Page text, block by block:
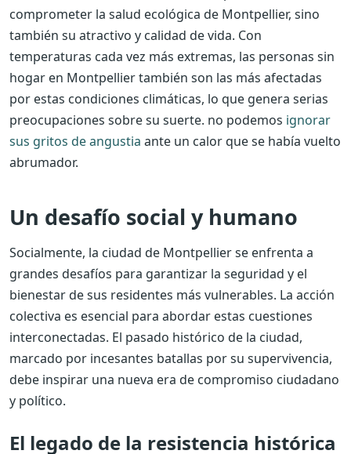
comprometer la salud ecológica de Montpellier, sino
también su atractivo y calidad de vida. Con
temperaturas cada vez más extremas, las personas sin
hogar en Montpellier también son las más afectadas
por estas condiciones climáticas, lo que genera serias
preocupaciones sobre su suerte. no podemos ignorar
sus gritos de angustia ante un calor que se había vuelto
abrumador.
Un desafío social y humano
Socialmente, la ciudad de Montpellier se enfrenta a
grandes desafíos para garantizar la seguridad y el
bienestar de sus residentes más vulnerables. La acción
colectiva es esencial para abordar estas cuestiones
interconectadas. El pasado histórico de la ciudad,
marcado por incesantes batallas por su supervivencia,
debe inspirar una nueva era de compromiso ciudadano
y político.
El legado de la resistencia histórica